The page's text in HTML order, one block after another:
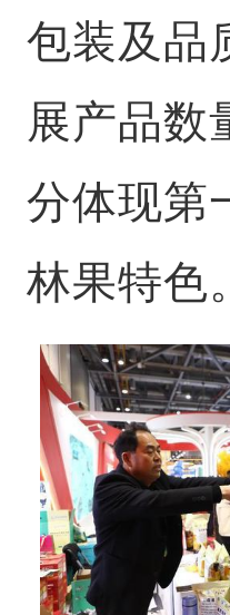
包装及品
展产品数
分体现第
林果特色。